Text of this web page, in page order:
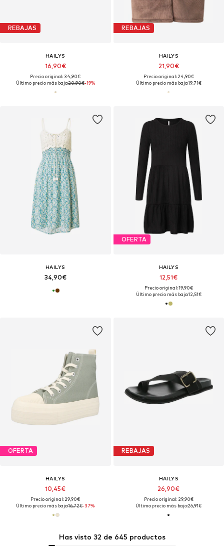
REBAJAS
HAILYS
16,90€
Precio original: 34,90€
Último precio más bajo:20,90€-19%
REBAJAS
HAILYS
21,90€
Precio original: 24,90€
Último precio más bajo:19,71€
Has visto 32 de 645 productos
HAILYS
34,90€
OFERTA
HAILYS
12,51€
Precio original: 19,90€
Último precio más bajo:12,51€
OFERTA
HAILYS
10,45€
Precio original: 29,90€
Último precio más bajo:16,72€-37%
REBAJAS
HAILYS
26,90€
Precio original: 29,90€
Último precio más bajo:26,91€